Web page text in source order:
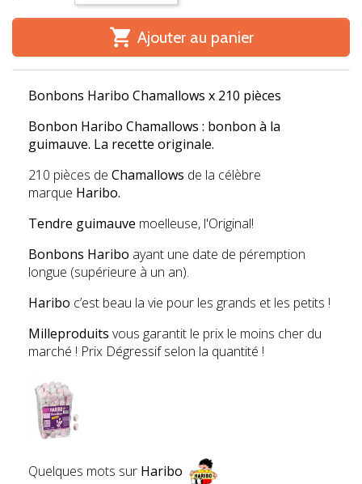
 Ajouter au panier
Bonbons Haribo Chamallows x 210 pièces
Bonbon Haribo Chamallows : bonbon à la
guimauve. La recette originale.
210 pièces de Chamallows de la célèbre
marque Haribo.
Tendre guimauve moelleuse, l'Original!
Bonbons Haribo ayant une date de péremption
longue (supérieure à un an).
Haribo c’est beau la vie pour les grands et les petits !
Milleproduits vous garantit le prix le moins cher du
marché ! Prix Dégressif selon la quantité !
Quelques mots sur Haribo